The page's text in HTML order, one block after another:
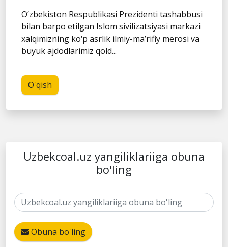
O‘zbekiston Respublikasi Prezidenti tashabbusi
bilan barpo etilgan Islom sivilizatsiyasi markazi
xalqimizning ko‘p asrlik ilmiy-ma’rifiy merosi va
buyuk ajdodlarimiz qold...
O'qish
Uzbekcoal.uz yangiliklariiga obuna
bo'ling
Obuna bo'ling